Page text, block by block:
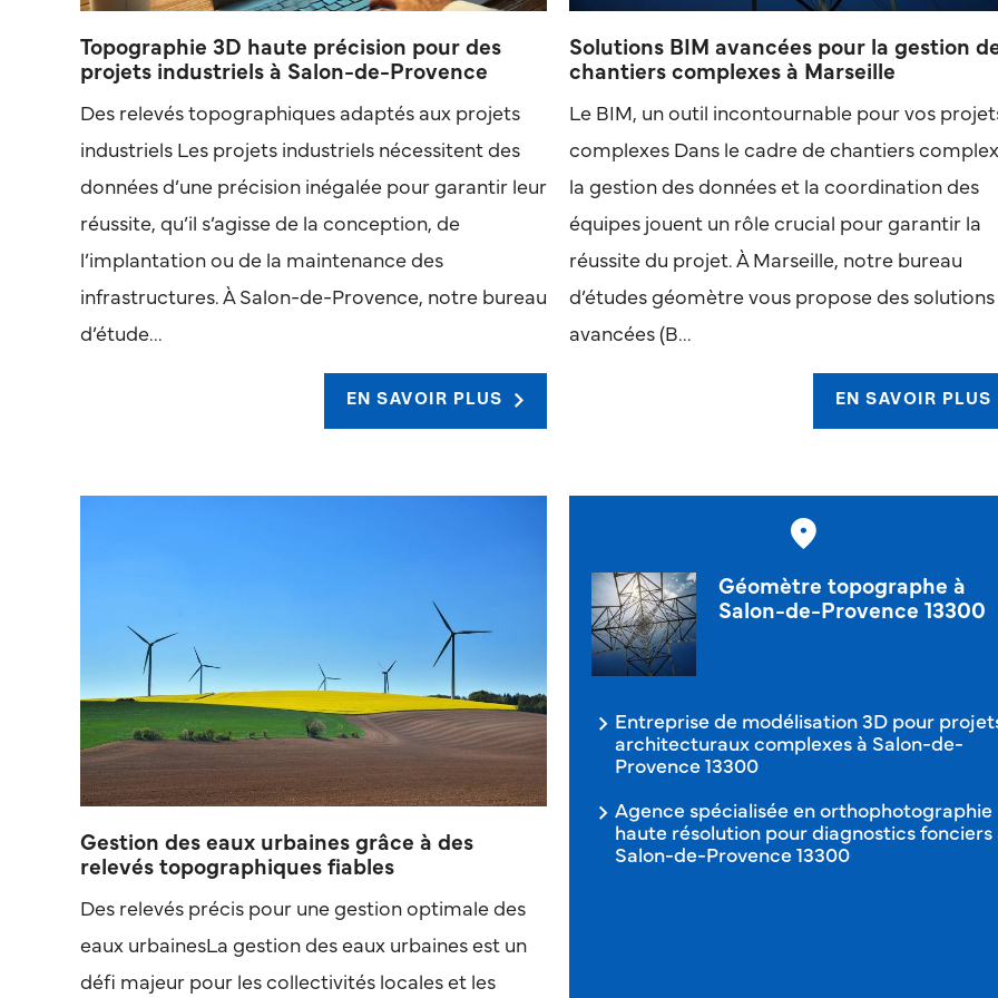
Topographie 3D haute précision pour des
projets industriels à Salon-de-Provence
Des relevés topographiques adaptés aux projets
industriels Les projets industriels nécessitent des
données d’une précision inégalée pour garantir leur
réussite, qu’il s’agisse de la conception, de
l’implantation ou de la maintenance des
infrastructures. À Salon-de-Provence, notre bureau
d’étude...
EN SAVOIR PLUS
Solutions BIM avancées pour la gestion
chantiers complexes à Marseille
Le BIM, un outil incontournable pour vos
complexes Dans le cadre de chantiers
la gestion des données et la coordination des
équipes jouent un rôle crucial pour garantir la
réussite du projet. À Marseille, notre bureau
d’études géomètre vous propose des
avancées (B...
EN SAVOIR PLUS
Gestion des eaux urbaines grâce à des
relevés topographiques fiables
Des relevés précis pour une gestion optimale des
eaux urbainesLa gestion des eaux urbaines est un
défi majeur pour les collectivités locales et les
Géomètre topographe à
Salon-de-Provence 13300
Entreprise de modélisation 3D pour
architecturaux complexes à Salon-de-
Provence 13300
Agence spécialisée en orthophotographie
haute résolution pour diagnostics fonciers
Salon-de-Provence 13300